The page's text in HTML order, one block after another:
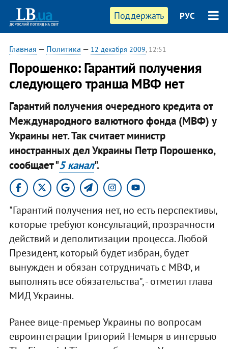
Поддержать РУС
Главная — Политика — 12 декабря 2009, 12:51
Порошенко: Гарантий получения
следующего транша МВФ нет
Гарантий получения очередного кредита от
Международного валютного фонда (МВФ) у
Украины нет. Так считает министр
иностранных дел Украины Петр Порошенко,
сообщает "5 канал".
"Гарантий получения нет, но есть перспективы,
которые требуют консультаций, прозрачности
действий и деполитизации процесса. Любой
Президент, который будет избран, будет
вынужден и обязан сотрудничать с МВФ, и
выполнять все обязательства", - отметил глава
МИД Украины.
Ранее вице-премьер Украины по вопросам
евроинтеграции Григорий Немыря в интервью